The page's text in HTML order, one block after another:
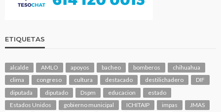
ETIQUETAS
alcalde AMLO apoyos bacheo bomberos
chihuahua
clima
congreso cultura destacado destilichadero
DIF
diputada
diputado Dspm educacion
estado
Estados Unidos
gobierno municipal ICHITAIP impas
JMAS